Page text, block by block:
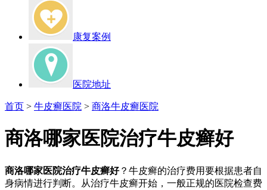
康复案例
医院地址
首页 > 牛皮癣医院 > 商洛牛皮癣医院
商洛哪家医院治疗牛皮癣好
商洛哪家医院治疗牛皮癣好？牛皮癣的治疗费用要根据患者自
身病情进行判断。从治疗牛皮癣开始，一般正规的医院检查费